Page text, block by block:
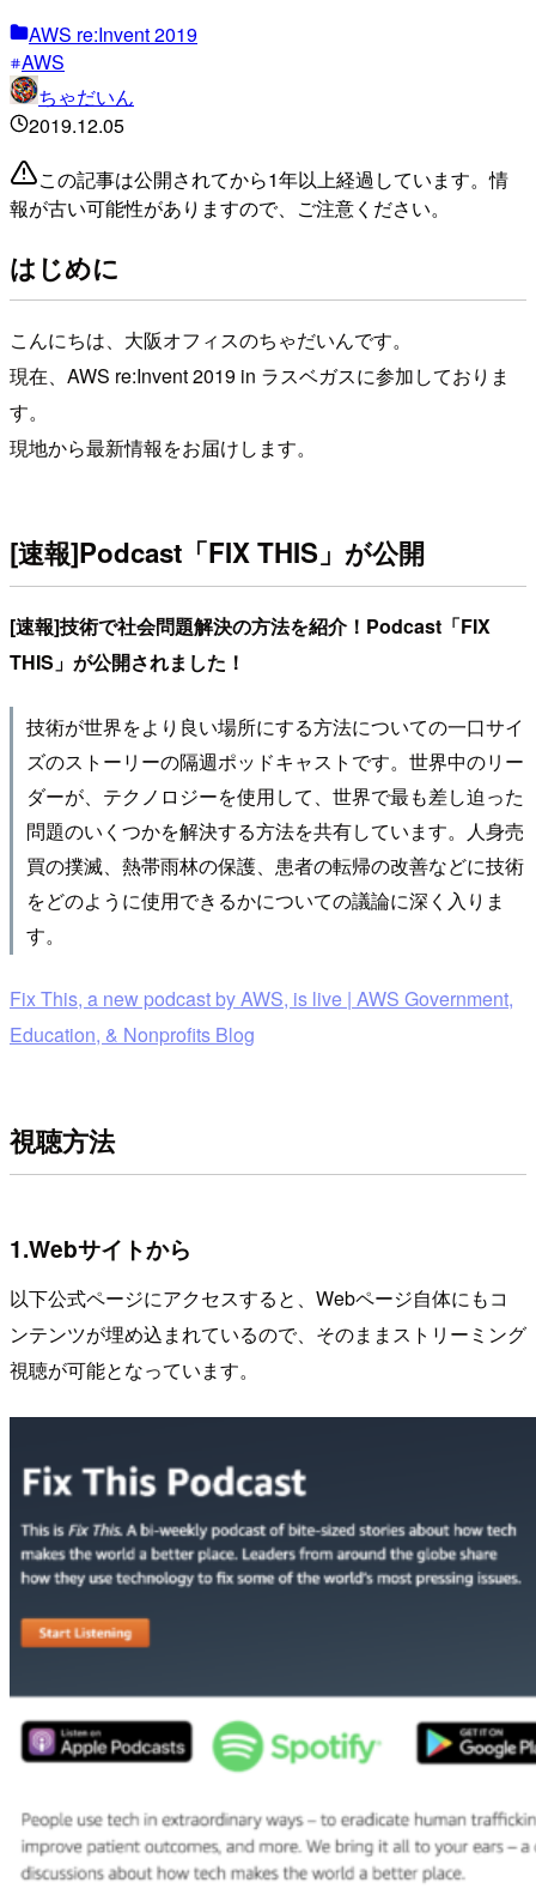
AWS re:Invent 2019
AWS
ちゃだいん
2019.12.05
この記事は公開されてから1年以上経過しています。情
報が古い可能性がありますので、ご注意ください。
はじめに
こんにちは、大阪オフィスのちゃだいんです。
現在、AWS re:Invent 2019 in ラスベガスに参加しておりま
す。
現地から最新情報をお届けします。
[速報]Podcast「FIX THIS」が公開
[速報]技術で社会問題解決の方法を紹介！Podcast「FIX
THIS」が公開されました！
技術が世界をより良い場所にする方法についての一口サイ
ズのストーリーの隔週ポッドキャストです。世界中のリー
ダーが、テクノロジーを使用して、世界で最も差し迫った
問題のいくつかを解決する方法を共有しています。人身売
買の撲滅、熱帯雨林の保護、患者の転帰の改善などに技術
をどのように使用できるかについての議論に深く入りま
す。
Fix This, a new podcast by AWS, is live | AWS Government,
Education, & Nonprofits Blog
視聴方法
1.Webサイトから
以下公式ページにアクセスすると、Webページ自体にもコ
ンテンツが埋め込まれているので、そのままストリーミング
視聴が可能となっています。